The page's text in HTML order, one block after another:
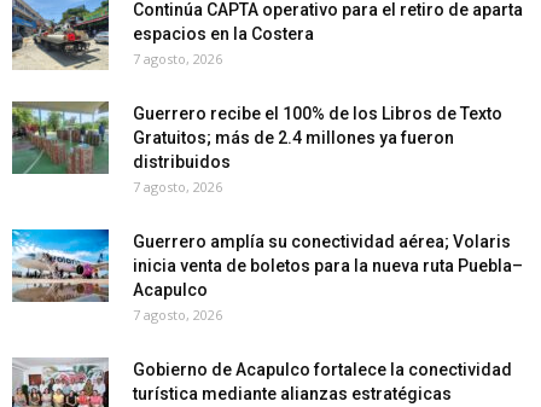
Continúa CAPTA operativo para el retiro de aparta
espacios en la Costera
7 agosto, 2026
Guerrero recibe el 100% de los Libros de Texto
Gratuitos; más de 2.4 millones ya fueron
distribuidos
7 agosto, 2026
Guerrero amplía su conectividad aérea; Volaris
inicia venta de boletos para la nueva ruta Puebla–
Acapulco
7 agosto, 2026
Gobierno de Acapulco fortalece la conectividad
turística mediante alianzas estratégicas